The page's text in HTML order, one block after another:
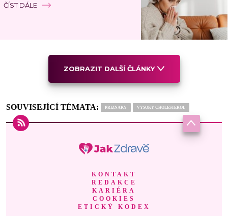
ČÍST DÁLE
ZOBRAZIT DALŠÍ ČLÁNKY
SOUVISEJÍCÍ TÉMATA: PŘÍZNAKY VYSOKÝ CHOLESTEROL
KONTAKT
REDAKCE
KARIÉRA
COOKIES
ETICKÝ KODEX